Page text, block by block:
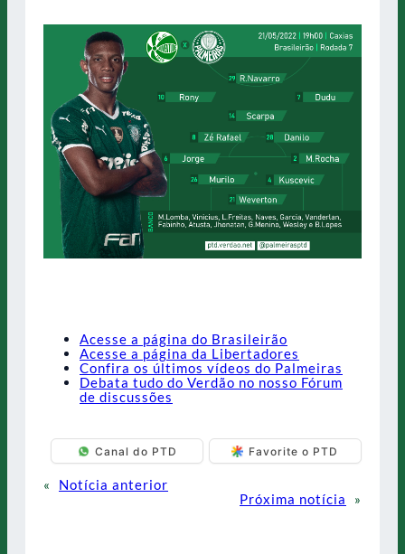
Acesse a página do Brasileirão
Acesse a página da Libertadores
Confira os últimos vídeos do Palmeiras
Debata tudo do Verdão no nosso Fórum
de discussões
Canal do PTD Favorite o PTD
«
Notícia anterior
Próxima notícia
»